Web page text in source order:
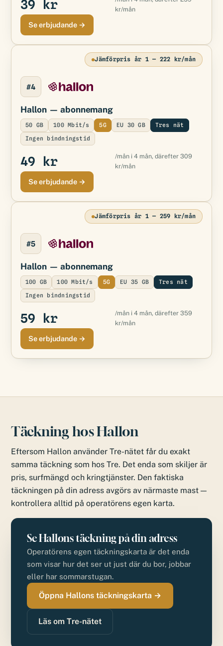
39 kr
kr/mån
Se erbjudande →
Jämförpris år 1 — 222 kr/mån
#4
Hallon— abonnemang
50 GB 100 Mbit/s 5G EU 30 GB
Tres nät
Ingen bindningstid
49 kr
/mån i 4 mån, därefter 309
kr/mån
Se erbjudande →
Jämförpris år 1 — 259 kr/mån
#5
Hallon— abonnemang
100 GB 100 Mbit/s 5G EU 35 GB
Tres nät
Ingen bindningstid
59 kr
/mån i 4 mån, därefter 359
kr/mån
Se erbjudande →
Täckning hos Hallon
Eftersom Hallon använder Tre-nätet får du exakt
samma täckning som hos Tre. Det enda som skiljer är
pris, surfmängd och kringtjänster. Den faktiska
täckningen på din adress avgörs av närmaste mast —
kontrollera alltid på operatörens egen karta.
Se Hallons täckning på din adress
Operatörens egen täckningskarta är det enda
som visar hur det ser ut just där du bor, jobbar
eller har sommarstugan.
Öppna Hallons täckningskarta →
Läs om Tre-nätet